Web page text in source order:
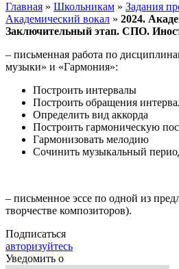
Главная » Школьникам » Задания
Академический вокал » 2024.
Заключительный этап. СПО.
– письменная работа по
музыки» и «Гармония»:
Построить интервалы
Построить обращения
Определить вид аккорда
Построить гармоническую
Гармонизовать мелодию
Сочинить музыкальный
– письменное эссе по одной из
творчестве композиторов).
Подписаться
авторизуйтесь
Уведомить о